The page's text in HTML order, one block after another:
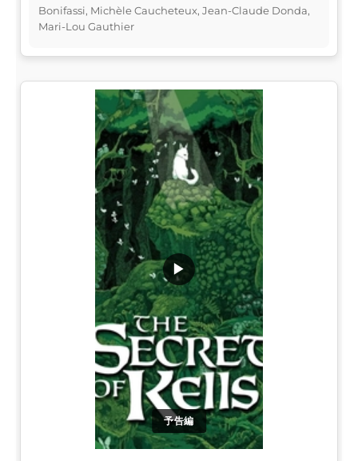
Bonifassi, Michèle Caucheteux, Jean-Claude Donda,
Mari-Lou Gauthier
予告編
▶